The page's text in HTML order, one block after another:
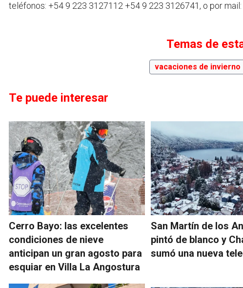
teléfonos: +54 9 223 3127112 +54 9 223 3126741, o por mail:
Temas de
vacaciones de invierno
Te puede interesar
Cerro Bayo: las excelentes
condiciones de nieve
anticipan un gran agosto para
esquiar en Villa La Angostura
San Martín de los
pintó de blanco y
sumó una nueva